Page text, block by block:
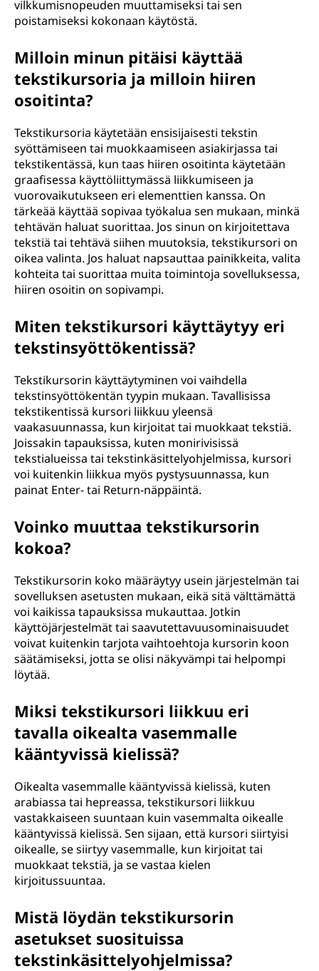
vilkkumisnopeuden muuttamiseksi tai sen
poistamiseksi kokonaan käytöstä.
Milloin minun pitäisi käyttää
tekstikursoria ja milloin hiiren
osoitinta?
Tekstikursoria käytetään ensisijaisesti tekstin
syöttämiseen tai muokkaamiseen asiakirjassa tai
tekstikentässä, kun taas hiiren osoitinta käytetään
graafisessa käyttöliittymässä liikkumiseen ja
vuorovaikutukseen eri elementtien kanssa. On
tärkeää käyttää sopivaa työkalua sen mukaan, minkä
tehtävän haluat suorittaa. Jos sinun on kirjoitettava
tekstiä tai tehtävä siihen muutoksia, tekstikursori on
oikea valinta. Jos haluat napsauttaa painikkeita, valita
kohteita tai suorittaa muita toimintoja sovelluksessa,
hiiren osoitin on sopivampi.
Miten tekstikursori käyttäytyy eri
tekstinsyöttökentissä?
Tekstikursorin käyttäytyminen voi vaihdella
tekstinsyöttökentän tyypin mukaan. Tavallisissa
tekstikentissä kursori liikkuu yleensä
vaakasuunnassa, kun kirjoitat tai muokkaat tekstiä.
Joissakin tapauksissa, kuten monirivisissä
tekstialueissa tai tekstinkäsittelyohjelmissa, kursori
voi kuitenkin liikkua myös pystysuunnassa, kun
painat Enter- tai Return-näppäintä.
Voinko muuttaa tekstikursorin
kokoa?
Tekstikursorin koko määräytyy usein järjestelmän tai
sovelluksen asetusten mukaan, eikä sitä välttämättä
voi kaikissa tapauksissa mukauttaa. Jotkin
käyttöjärjestelmät tai saavutettavuusominaisuudet
voivat kuitenkin tarjota vaihtoehtoja kursorin koon
säätämiseksi, jotta se olisi näkyvämpi tai helpompi
löytää.
Miksi tekstikursori liikkuu eri
tavalla oikealta vasemmalle
kääntyvissä kielissä?
Oikealta vasemmalle kääntyvissä kielissä, kuten
arabiassa tai hepreassa, tekstikursori liikkuu
vastakkaiseen suuntaan kuin vasemmalta oikealle
kääntyvissä kielissä. Sen sijaan, että kursori siirtyisi
oikealle, se siirtyy vasemmalle, kun kirjoitat tai
muokkaat tekstiä, ja se vastaa kielen
kirjoitussuuntaa.
Mistä löydän tekstikursorin
asetukset suosituissa
tekstinkäsittelyohjelmissa?